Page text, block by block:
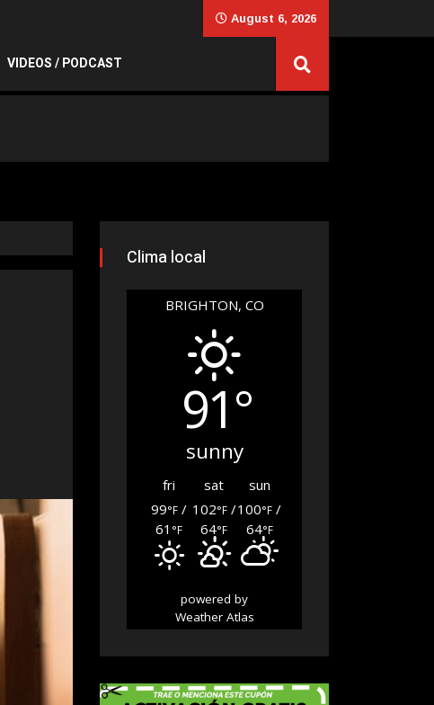
August 6, 2026
VIDEOS / PODCAST
Clima local
BRIGHTON, CO
91°
sunny
fri sat
sun
99°F /
61 °F
102°F/
64°F
100°F /
64°F
powered by
Weather Atlas